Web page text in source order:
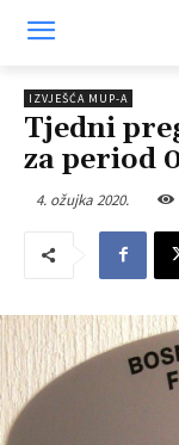
IZVJEŠĆA MUP-A
Tjedni
za period
4. ožujka 2020.